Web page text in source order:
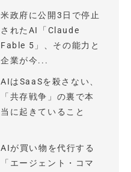
米政府に公開3日で停止
されたAI「Claude
Fable 5」、その能力と
企業が今...
AIはSaaSを殺さない、
「共存戦争」の裏で本
当に起きていること
AIが買い物を代行する
「エージェント・コマ